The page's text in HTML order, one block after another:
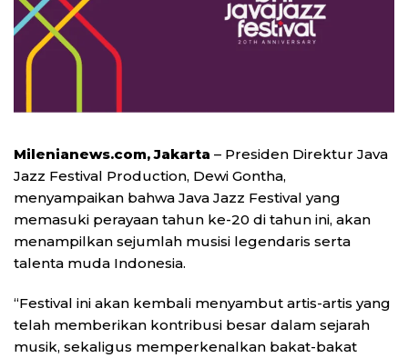
Milenianews.com, Jakarta – Presiden Direktur Java
Jazz Festival Production, Dewi Gontha,
menyampaikan bahwa Java Jazz Festival yang
memasuki perayaan tahun ke-20 di tahun ini, akan
menampilkan sejumlah musisi legendaris serta
talenta muda Indonesia.
“Festival ini akan kembali menyambut artis-artis yang
telah memberikan kontribusi besar dalam sejarah
musik, sekaligus memperkenalkan bakat-bakat